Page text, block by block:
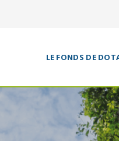
LE FONDS DE